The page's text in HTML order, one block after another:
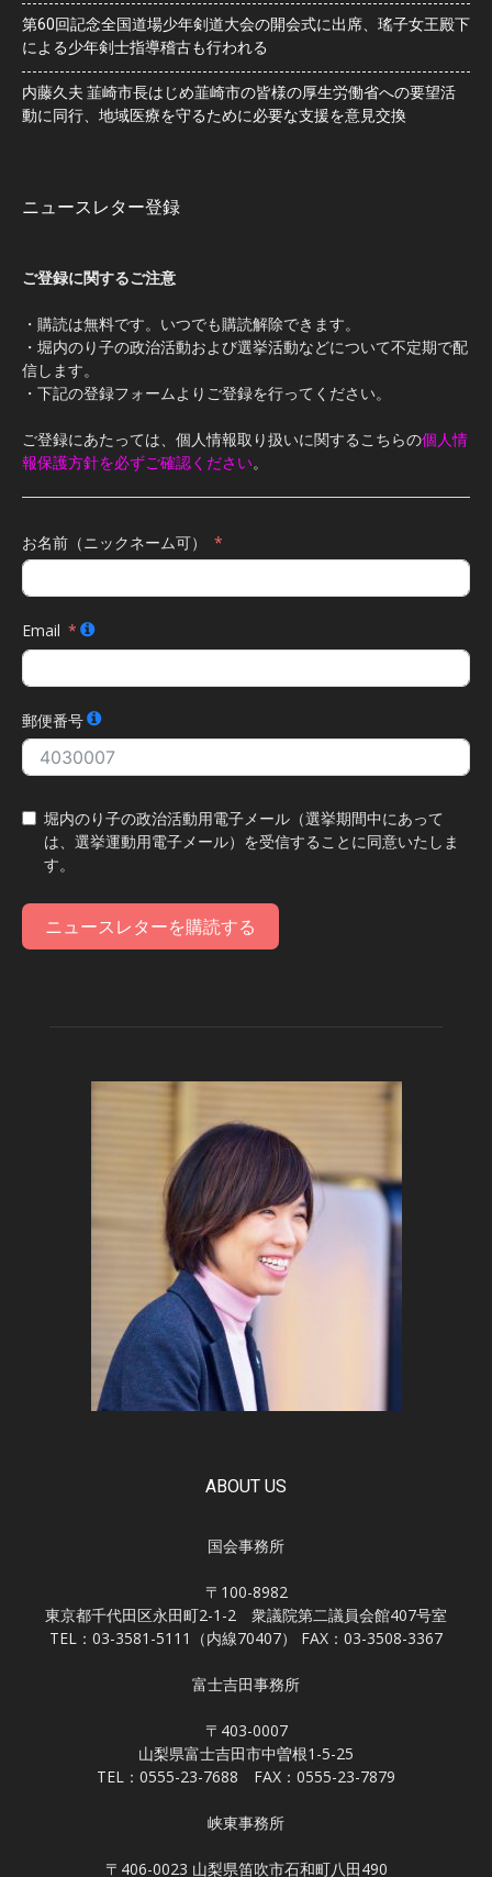
第60回記念全国道場少年剣道大会の開会式に出席、瑤子女王殿下
による少年剣士指導稽古も行われる
内藤久夫 韮崎市長はじめ韮崎市の皆様の厚生労働省への要望活
動に同行、地域医療を守るために必要な支援を意見交換
ニュースレター登録
ご登録に関するご注意
・購読は無料です。いつでも購読解除できます。
・堀内のり子の政治活動および選挙活動などについて不定期で配
信します。
・下記の登録フォームよりご登録を行ってください。
ご登録にあたっては、個人情報取り扱いに関するこちらの個人情
報保護方針を必ずご確認ください。
お名前（ニックネーム可）
Email
郵便番号
堀内のり子の政治活動用電子メール（選挙期間中にあって
は、選挙運動用電子メール）を受信することに同意いたしま
す。
ニュースレターを購読する
ABOUT US
国会事務所
〒100-8982
東京都千代田区永田町2-1-2 衆議院第二議員会館407号室
TEL：03-3581-5111（内線70407） FAX：03-3508-3367
富士吉田事務所
〒403-0007
山梨県富士吉田市中曽根1-5-25
TEL：0555-23-7688 FAX：0555-23-7879
峡東事務所
〒406-0023 山梨県笛吹市石和町八田490